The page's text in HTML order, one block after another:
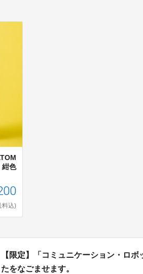
紺色
料込)
【限定】「コミュニケーション・ロ
たをなごませます。